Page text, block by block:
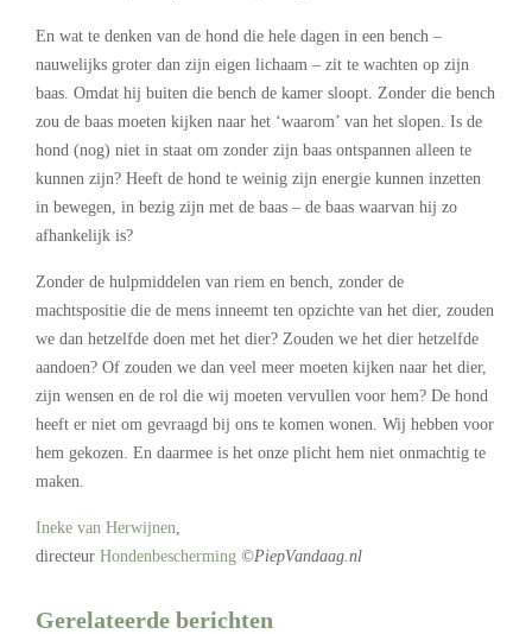
En wat te denken van de hond die hele dagen in een bench –
nauwelijks groter dan zijn eigen lichaam – zit te wachten op zijn
baas. Omdat hij buiten die bench de kamer sloopt. Zonder die bench
zou de baas moeten kijken naar het ‘waarom’ van het slopen. Is de
hond (nog) niet in staat om zonder zijn baas ontspannen alleen te
kunnen zijn? Heeft de hond te weinig zijn energie kunnen inzetten
in bewegen, in bezig zijn met de baas – de baas waarvan hij zo
afhankelijk is?
Zonder de hulpmiddelen van riem en bench, zonder de
machtspositie die de mens inneemt ten opzichte van het dier, zouden
we dan hetzelfde doen met het dier? Zouden we het dier hetzelfde
aandoen? Of zouden we dan veel meer moeten kijken naar het dier,
zijn wensen en de rol die wij moeten vervullen voor hem? De hond
heeft er niet om gevraagd bij ons te komen wonen. Wij hebben voor
hem gekozen. En daarmee is het onze plicht hem niet onmachtig te
maken.
Ineke van Herwijnen
directeur Hondenbescherming ©PiepVandaag.nl
Gerelateerde berichten